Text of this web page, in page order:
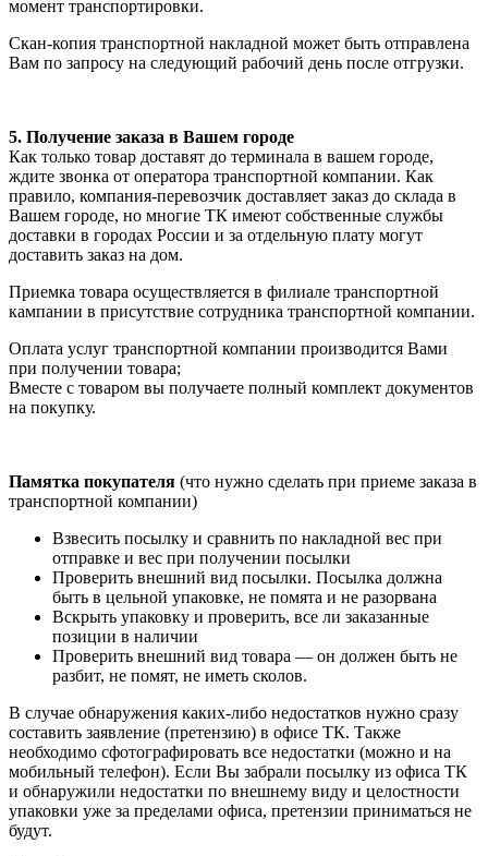
момент транспортировки.
Скан-копия транспортной накладной может быть отправлена
Вам по запросу на следующий рабочий день после отгрузки.
5. Получение заказа в Вашем городе
Как только товар доставят до терминала в вашем городе,
ждите звонка от оператора транспортной компании. Как
правило, компания-перевозчик доставляет заказ до склада в
Вашем городе, но многие ТК имеют собственные службы
доставки в городах России и за отдельную плату могут
доставить заказ на дом.
Приемка товара осуществляется в филиале транспортной
кампании в присутствие сотрудника транспортной компании.
Оплата услуг транспортной компании производится Вами
при получении товара;
Вместе с товаром вы получаете полный комплект документов
на покупку.
Памятка покупателя (что нужно сделать при приеме заказа в
транспортной компании)
Взвесить посылку и сравнить по накладной вес при
отправке и вес при получении посылки
Проверить внешний вид посылки. Посылка должна
быть в цельной упаковке, не помята и не разорвана
Вскрыть упаковку и проверить, все ли заказанные
позиции в наличии
Проверить внешний вид товара — он должен быть не
разбит, не помят, не иметь сколов.
В случае обнаружения каких-либо недостатков нужно сразу
составить заявление (претензию) в офисе ТК. Также
необходимо сфотографировать все недостатки (можно и на
мобильный телефон). Если Вы забрали посылку из офиса ТК
и обнаружили недостатки по внешнему виду и целостности
упаковки уже за пределами офиса, претензии приниматься не
будут.